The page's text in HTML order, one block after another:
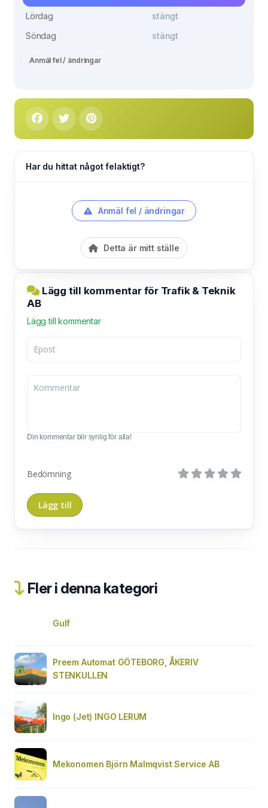
Lördag
stängt
Söndag
stängt
Anmäl fel / ändringar
Har du hittat något felaktigt?
Anmäl fel / ändringar
Detta är mitt ställe
Lägg till kommentar för Trafik & Teknik
AB
Lägg till kommentar
Din kommentar blir synlig för alla!
Bedömning
Fler i denna kategori
Gulf
Preem Automat GÖTEBORG, ÅKERIV
STENKULLEN
Ingo (Jet) INGO LERUM
Mekonomen Björn Malmqvist Service AB